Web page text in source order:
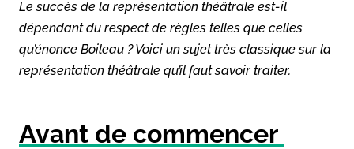
Le succès de la représentation théâtrale est-il
dépendant du respect de règles telles que celles
qu’énonce Boileau ? Voici un sujet très classique sur la
représentation théâtrale qu’il faut savoir traiter.
Avant de commencer